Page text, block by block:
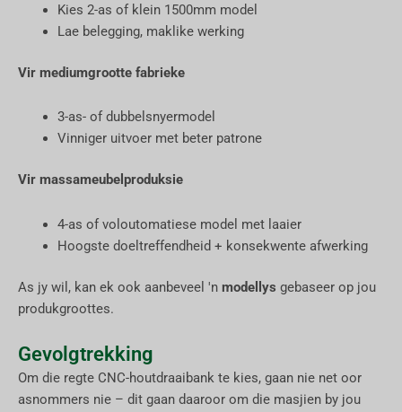
Kies 2-as of klein 1500mm model
Lae belegging, maklike werking
Vir mediumgrootte fabrieke
3-as- of dubbelsnyermodel
Vinniger uitvoer met beter patrone
Vir massameubelproduksie
4-as of voloutomatiese model met laaier
Hoogste doeltreffendheid + konsekwente afwerking
As jy wil, kan ek ook aanbeveel 'n modellys gebaseer op jou
produkgroottes.
Gevolgtrekking
Om die regte CNC-houtdraaibank te kies, gaan nie net oor
asnommers nie – dit gaan daaroor om die masjien by jou